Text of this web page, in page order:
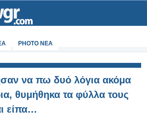
PHOTO NEA
να πω δυό λόγια ακόμα
θυμήθηκα τα φύλλα τους
είπα…